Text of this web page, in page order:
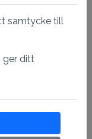
SSL-
samtycke till
ger ditt